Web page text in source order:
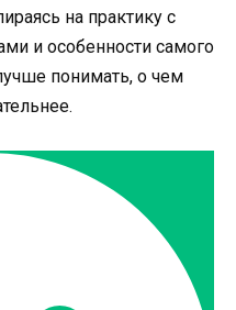
на практику с
и особенности самого
понимать, о чем